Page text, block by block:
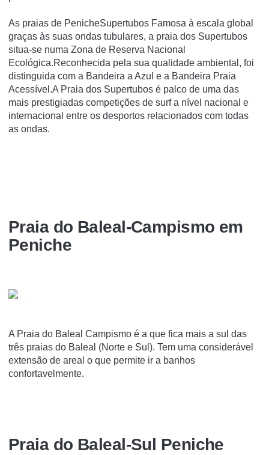
As praias de PenicheSupertubos Famosa à escala global
graças às suas ondas tubulares, a praia dos Supertubos
situa-se numa Zona de Reserva Nacional
Ecológica.Reconhecida pela sua qualidade ambiental, foi
distinguida com a Bandeira a Azul e a Bandeira Praia
Acessível.A Praia dos Supertubos é palco de uma das
mais prestigiadas competições de surf a nível nacional e
internacional entre os desportos relacionados com todas
as ondas.
Praia do Baleal-Campismo em
Peniche
A Praia do Baleal Campismo é a que fica mais a sul das
três praias do Baleal (Norte e Sul). Tem uma considerável
extensão de areal o que permite ir a banhos
confortavelmente.
Praia do Baleal-Sul Peniche